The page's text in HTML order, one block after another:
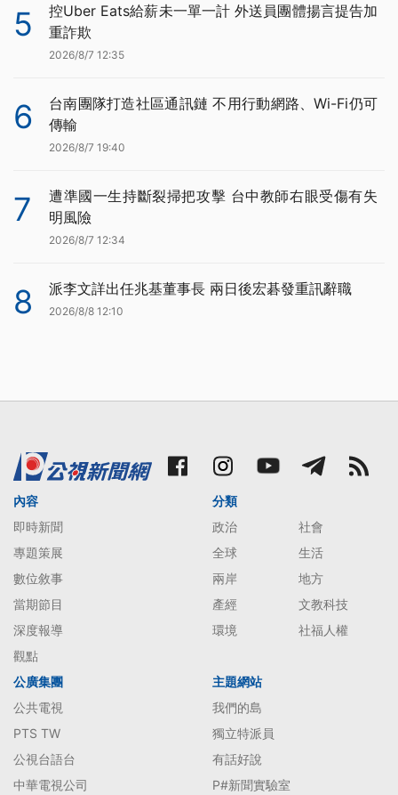
5
控Uber Eats給薪未一單一計 外送員團體揚言提告加
重詐欺
2026/8/7 12:35
6
台南團隊打造社區通訊鏈 不用行動網路、Wi-Fi仍可
傳輸
2026/8/7 19:40
7
遭準國一生持斷裂掃把攻擊 台中教師右眼受傷有失
明風險
2026/8/7 12:34
8 派李文詳出任兆基董事長 兩日後宏碁發重訊辭職
2026/8/8 12:10
內容
即時新聞
專題策展
數位敘事
當期節目
深度報導
觀點
分類
政治
社會
全球
生活
兩岸
地方
產經
文教科技
環境
社福人權
公廣集團
公共電視
PTS TW
公視台語台
中華電視公司
主題網站
我們的島
獨立特派員
有話好說
P#新聞實驗室